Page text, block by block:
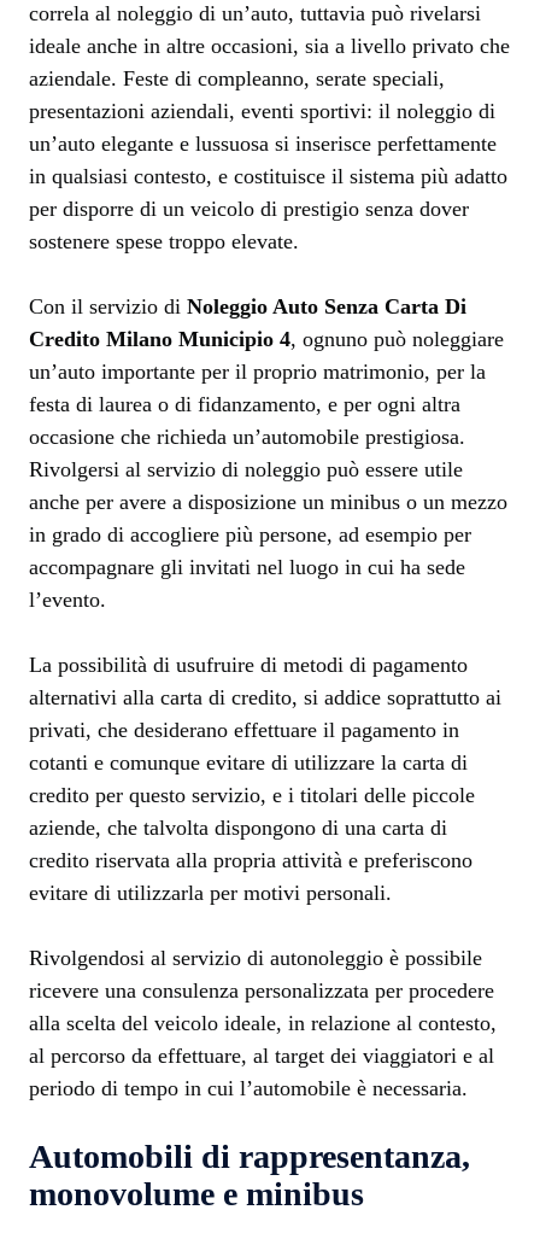
correla al noleggio di un’auto, tuttavia può rivelarsi
ideale anche in altre occasioni, sia a livello privato che
aziendale. Feste di compleanno, serate speciali,
presentazioni aziendali, eventi sportivi: il noleggio di
un’auto elegante e lussuosa si inserisce perfettamente
in qualsiasi contesto, e costituisce il sistema più adatto
per disporre di un veicolo di prestigio senza dover
sostenere spese troppo elevate.
Con il servizio di Noleggio Auto Senza Carta Di
Credito Milano Municipio 4, ognuno può noleggiare
un’auto importante per il proprio matrimonio, per la
festa di laurea o di fidanzamento, e per ogni altra
occasione che richieda un’automobile prestigiosa.
Rivolgersi al servizio di noleggio può essere utile
anche per avere a disposizione un minibus o un mezzo
in grado di accogliere più persone, ad esempio per
accompagnare gli invitati nel luogo in cui ha sede
l’evento.
La possibilità di usufruire di metodi di pagamento
alternativi alla carta di credito, si addice soprattutto ai
privati, che desiderano effettuare il pagamento in
cotanti e comunque evitare di utilizzare la carta di
credito per questo servizio, e i titolari delle piccole
aziende, che talvolta dispongono di una carta di
credito riservata alla propria attività e preferiscono
evitare di utilizzarla per motivi personali.
Rivolgendosi al servizio di autonoleggio è possibile
ricevere una consulenza personalizzata per procedere
alla scelta del veicolo ideale, in relazione al contesto,
al percorso da effettuare, al target dei viaggiatori e al
periodo di tempo in cui l’automobile è necessaria.
Automobili di rappresentanza,
monovolume e minibus